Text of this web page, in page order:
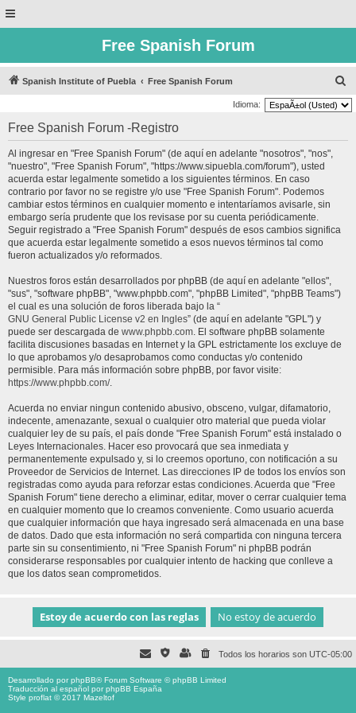
Free Spanish Forum
Spanish Institute of Puebla Free Spanish Forum
u
Idioma:
Free Spanish Forum -Registro
Al ingresar en "Free Spanish Forum" (de aquí en adelante "nosotros", "nos",
"nuestro", "Free Spanish Forum", "https://www.sipuebla.com/forum"), usted
acuerda estar legalmente sometido a los siguientes términos. En caso
contrario por favor no se registre y/o use "Free Spanish Forum". Podemos
cambiar estos términos en cualquier momento e intentaríamos avisarle, sin
embargo sería prudente que los revisase por su cuenta periódicamente.
Seguir registrado a "Free Spanish Forum" después de esos cambios significa
que acuerda estar legalmente sometido a esos nuevos términos tal como
fueron actualizados y/o reformados.
Nuestros foros están desarrollados por phpBB (de aquí en adelante "ellos",
"sus", "software phpBB", "www.phpbb.com", "phpBB Limited", "phpBB Teams")
el cual es una solución de foros liberada bajo la “
GNU General Public License v2 en Ingles” (de aquí en adelante "GPL") y
puede ser descargada de www.phpbb.com. El software phpBB solamente
facilita discusiones basadas en Internet y la GPL estrictamente los excluye de
lo que aprobamos y/o desaprobamos como conductas y/o contenido
permisible. Para más información sobre phpBB, por favor visite:
https://www.phpbb.com/.
Acuerda no enviar ningun contenido abusivo, obsceno, vulgar, difamatorio,
indecente, amenazante, sexual o cualquier otro material que pueda violar
cualquier ley de su país, el país donde "Free Spanish Forum" está instalado o
Leyes Internacionales. Hacer eso provocará que sea inmediata y
permanentemente expulsado y, si lo creemos oportuno, con notificación a su
Proveedor de Servicios de Internet. Las direcciones IP de todos los envíos son
registradas como ayuda para reforzar estas condiciones. Acuerda que "Free
Spanish Forum" tiene derecho a eliminar, editar, mover o cerrar cualquier tema
en cualquier momento que lo creamos conveniente. Como usuario acuerda
que cualquier información que haya ingresado será almacenada en una base
de datos. Dado que esta información no será compartida con ninguna tercera
parte sin su consentimiento, ni "Free Spanish Forum" ni phpBB podrán
considerarse responsables por cualquier intento de hacking que conlleve a
que los datos sean comprometidos.
Todos los horarios son UTC-05:00
Desarrollado porphpBB® Forum Software © phpBB Limited
Traducción al español porphpBB España
Style proflat © 2017 Mazeltof